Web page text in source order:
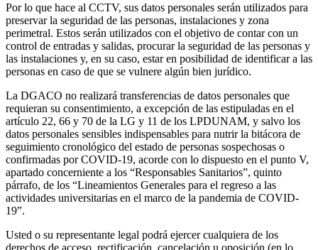
Por lo que hace al CCTV, sus datos personales serán utilizados para
preservar la seguridad de las personas, instalaciones y zona
perimetral. Estos serán utilizados con el objetivo de contar con un
control de entradas y salidas, procurar la seguridad de las personas y
las instalaciones y, en su caso, estar en posibilidad de identificar a las
personas en caso de que se vulnere algún bien jurídico.
La DGACO no realizará transferencias de datos personales que
requieran su consentimiento, a excepción de las estipuladas en el
artículo 22, 66 y 70 de la LG y 11 de los LPDUNAM, y salvo los
datos personales sensibles indispensables para nutrir la bitácora de
seguimiento cronológico del estado de personas sospechosas o
confirmadas por COVID-19, acorde con lo dispuesto en el punto V,
apartado concerniente a los “Responsables Sanitarios”, quinto
párrafo, de los “Lineamientos Generales para el regreso a las
actividades universitarias en el marco de la pandemia de COVID-
19”.
Usted o su representante legal podrá ejercer cualquiera de los